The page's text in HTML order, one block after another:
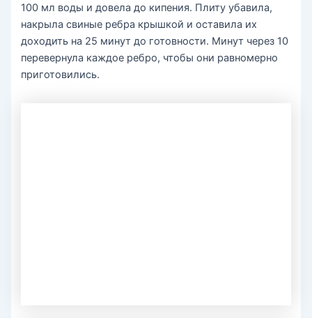
100 мл воды и довела до кипения. Плиту убавила,
накрыла свиные ребра крышкой и оставила их
доходить на 25 минут до готовности. Минут через 10
перевернула каждое ребро, чтобы они равномерно
приготовились.